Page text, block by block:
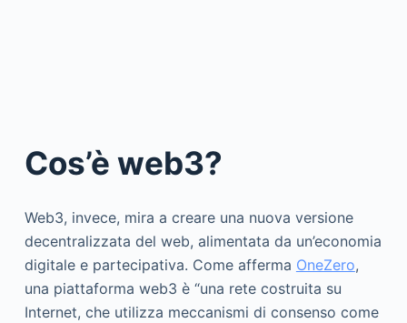
Cos’è web3?
Web3, invece, mira a creare una nuova versione
decentralizzata del web, alimentata da un’economia
digitale e partecipativa. Come afferma OneZero,
una piattaforma web3 è “una rete costruita su
Internet, che utilizza meccanismi di consenso come